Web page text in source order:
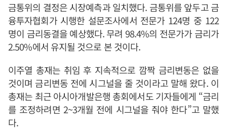
금통위의 결정은 시장예측과 일치했다. 금통위를 앞두고 금
융투자협회가 시행한 설문조사에서 전문가 124명 중 122
명이 금리동결을 예상했다. 무려 98.4%의 전문가가 금리가
2.50%에서 유지될 것으로 본 것이다.
이주열 총재는 취임 후 지속적으로 깜짝 금리변동은 없을
것이며 금리변동 전에 시그널을 줄 것이라고 말해 왔다. 이
총재는 최근 아시아개발은행 총회에서도 기자들에게 “금리
를 조정하려면 2~3개월 전에 시그널을 줘야 한다”고 말했
다.